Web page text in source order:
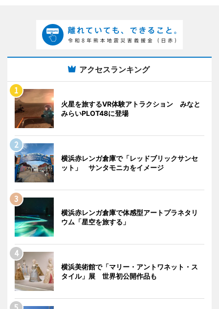
アクセスランキング
火星を旅するVR体験アトラクション みなと
みらいPLOT48に登場
横浜赤レンガ倉庫で「レッドブリックサンセ
ット」 サンタモニカをイメージ
横浜赤レンガ倉庫で体感型アートプラネタリ
ウム「星空を旅する」
横浜美術館で「マリー・アントワネット・ス
タイル」展 世界初公開作品も